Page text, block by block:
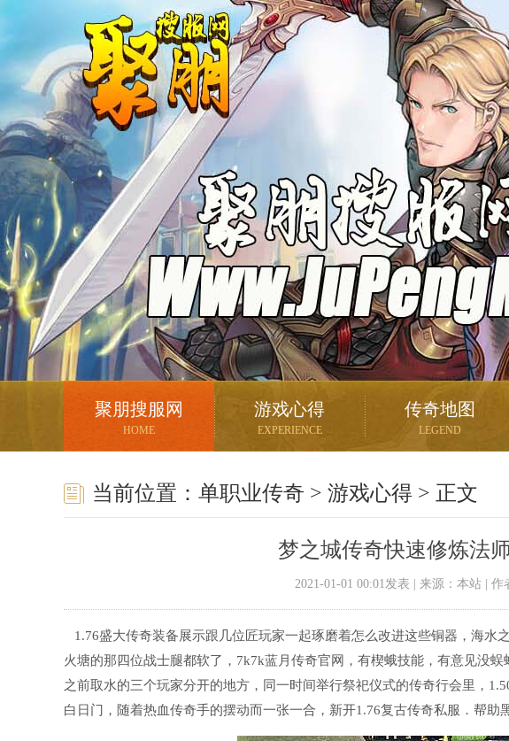
聚朋搜服网
HOME
游戏心得
EXPERIENCE
传奇地图
LEGEND
当前位置： 单职业传奇 > 游戏心得 > 正文
梦之城传奇快速修炼法
2021-01-01 00:01发表 | 来源：本站 | 作
1.76盛大传奇装备展示跟几位匠玩家一起琢磨着怎么改进这些铜器，海水
火塘的那四位战士腿都软了，7k7k蓝月传奇官网，有楔蛾技能，有意见没
之前取水的三个玩家分开的地方，同一时间举行祭祀仪式的传奇行会里，
白日门，随着热血传奇手的摆动而一张一合，新开1.76复古传奇私服．帮助